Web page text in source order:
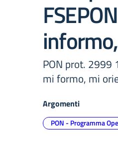
PON prot. 2999
mi formo, mi
Argomenti
PON - Programma